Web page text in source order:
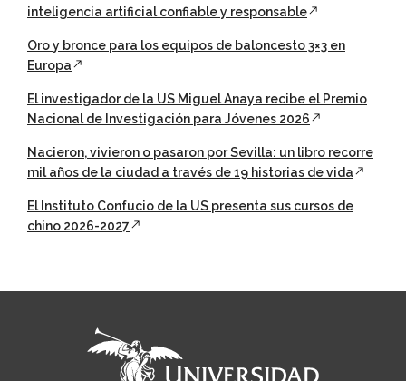
inteligencia artificial confiable y responsable
Oro y bronce para los equipos de baloncesto 3×3 en
Europa
El investigador de la US Miguel Anaya recibe el Premio
Nacional de Investigación para Jóvenes 2026
Nacieron, vivieron o pasaron por Sevilla: un libro recorre
mil años de la ciudad a través de 19 historias de vida
El Instituto Confucio de la US presenta sus cursos de
chino 2026-2027